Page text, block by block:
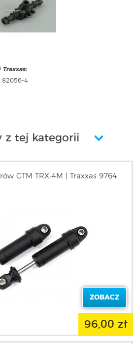
82056-4
z tej kategorii
GTM TRX-4M | Traxxas 9764
ZOBACZ
96,00 zł